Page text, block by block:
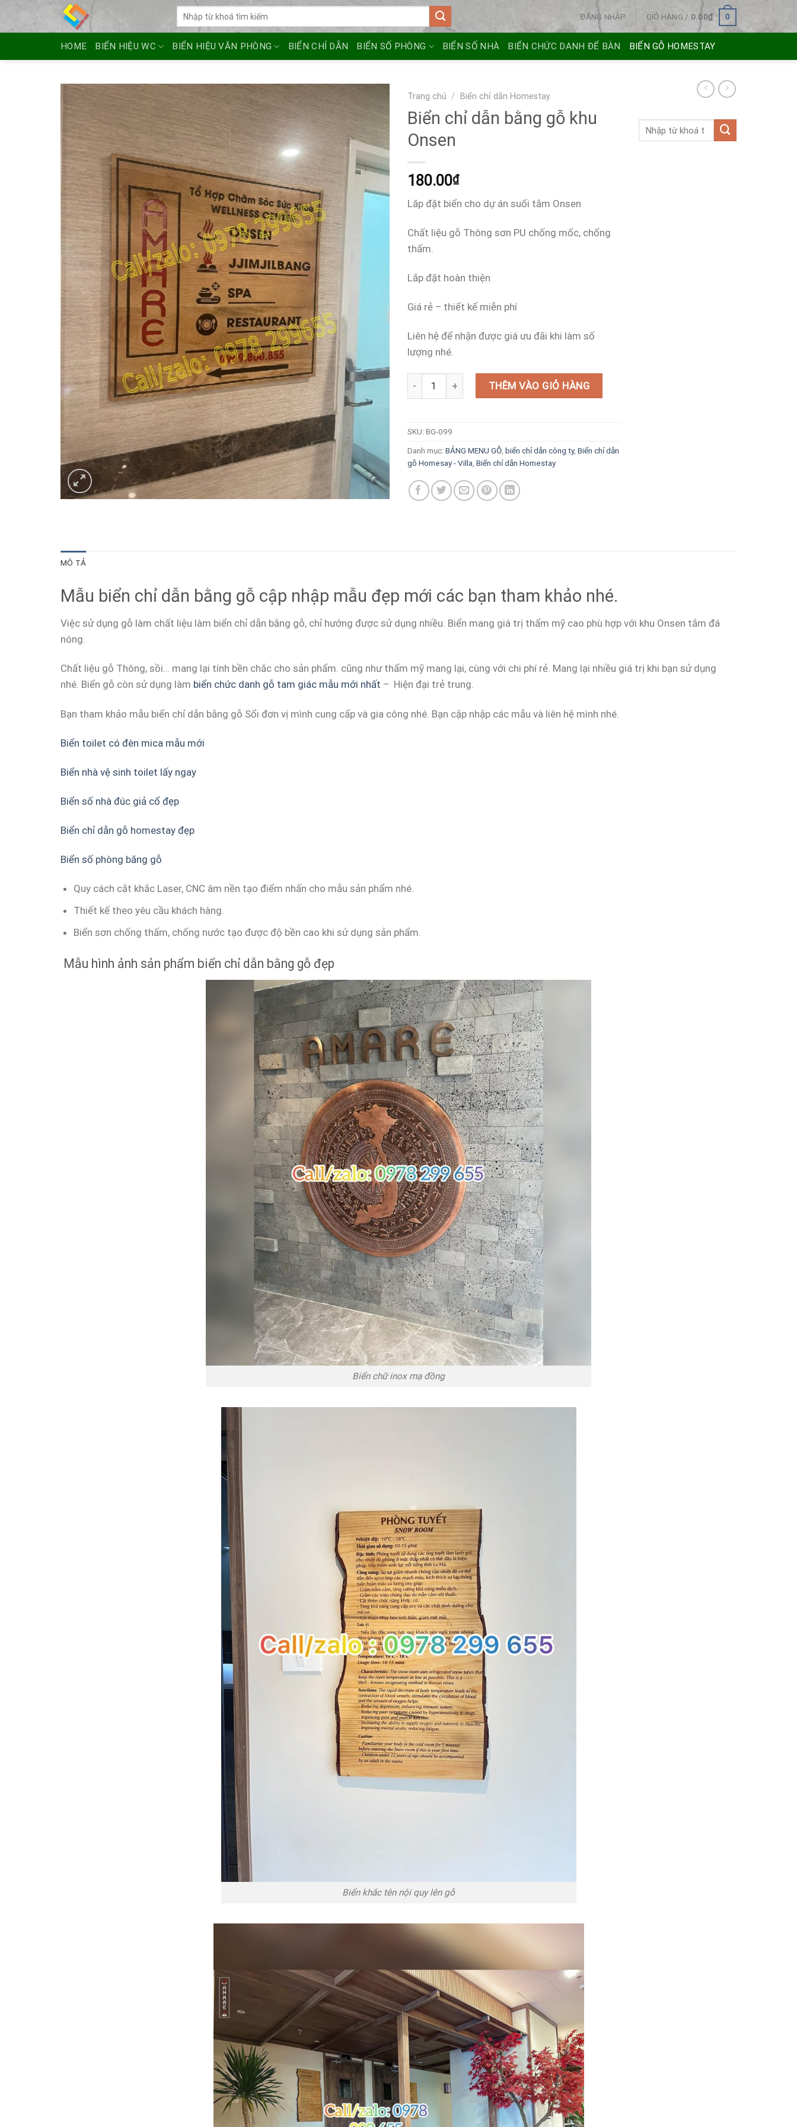
ĐĂNG NHẬP GIỎ HÀNG / 0.00₫ 0
HOME BIỂN HIỆU WC BIỂN HIỆU VĂN PHÒNG BIỂN CHỈ DẪN BIỂN SỐ PHÒNG BIỂN SỐ NHÀ BIỂN CHỨC DANH ĐỂ BÀN BIỂN GỖ HOMESTAY
Trang chủ / Biển chỉ dẫn Homestay
Biển chỉ dẫn bằng gỗ khu
Onsen
180.00₫
Lăp đặt biển cho dự án suối tắm Onsen
Chất liệu gỗ Thông sơn PU chống mốc, chống
thấm.
Lắp đặt hoàn thiện
Giá rẻ – thiết kế miễn phí
Liên hệ để nhận được giá ưu đãi khi làm số
lượng nhé.
Biển chỉ dẫn bằng gỗ khu Onsen số lượng
THÊM VÀO GIỎ HÀNG
SKU:BG-099
Danh mục:BẢNG MENU GỖ biển chỉ dẫn công ty, Biển chỉ dẫn
gỗ Homesay - Villa Biển chỉ dẫn Homestay
MÔ TẢ
Mẫu biển chỉ dẫn bằng gỗ cập nhập mẫu đẹp mới các bạn tham khảo nhé.
Việc sử dụng gỗ làm chất liệu làm biển chỉ dẫn bằng gỗ, chỉ hướng được sử dụng nhiều. Biển mang giá trị thẩm mỹ cao phù hợp với khu Onsen tắm đá
nóng.
Chất liệu gỗ Thông, sồi… mang lại tính bền chắc cho sản phẩm. cũng như thẩm mỹ mang lại, cùng với chi phí rẻ. Mang lại nhiều giá trị khi bạn sử dụng
nhé. Biển gỗ còn sử dụng làm biển chức danh gỗ tam giác mẫu mới nhất – Hiện đại trẻ trung.
Bạn tham khảo mẫu biển chỉ dẫn bằng gỗ Sổi đơn vị mình cung cấp và gia công nhé. Bạn cập nhập các mẫu và liên hệ mình nhé.
Biển toilet có đèn mica mẫu mới
Biển nhà vệ sinh toilet lấy ngay
Biển số nhà đúc giả cổ đẹp
Biển chỉ dẫn gỗ homestay đẹp
Biển số phòng băng gỗ
Quy cách cắt khắc Laser, CNC âm nền tạo điểm nhấn cho mẫu sản phẩm nhé.
Thiết kế theo yêu cầu khách hàng.
Biển sơn chống thấm, chống nước tạo được độ bền cao khi sử dụng sản phẩm.
Mẫu hình ảnh sản phẩm biển chỉ dẫn bằng gỗ đẹp
Biển chữ inox mạ đồng
Biển khắc tên nội quy lên gỗ